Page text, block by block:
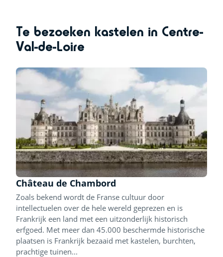
Te bezoeken kastelen in Centre-
Val-de-Loire
Château de Chambord
Zoals bekend wordt de Franse cultuur door
intellectuelen over de hele wereld geprezen en is
Frankrijk een land met een uitzonderlijk historisch
erfgoed. Met meer dan 45.000 beschermde historische
plaatsen is Frankrijk bezaaid met kastelen, burchten,
prachtige tuinen...